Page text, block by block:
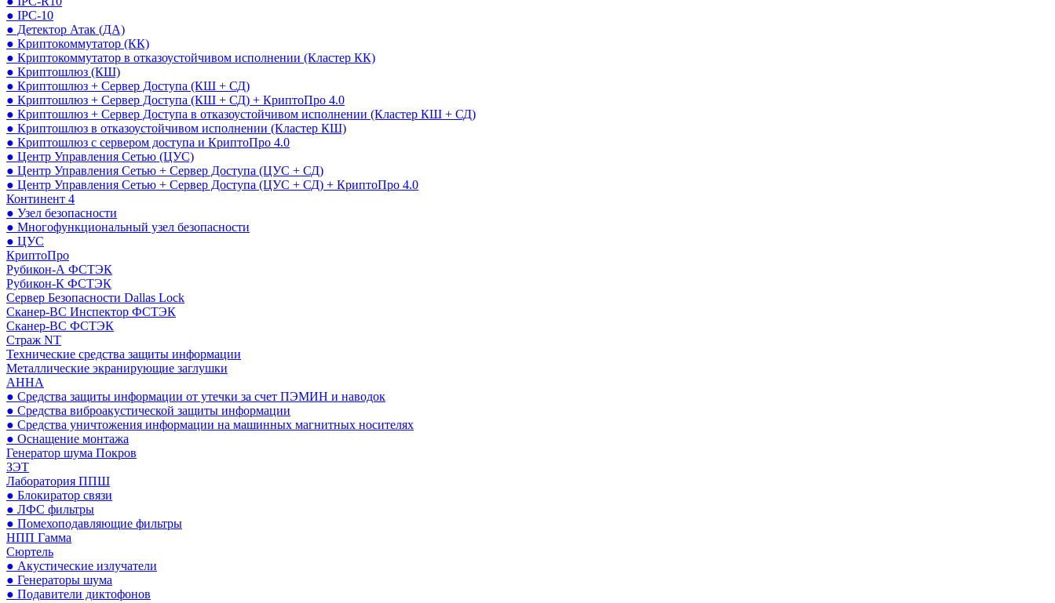
● IPC-10
● Детектор Атак (ДА)
● Криптокоммутатор (КК)
● Криптокоммутатор в отказоустойчивом исполнении (Кластер КК)
● Криптошлюз (КШ)
● Криптошлюз + Сервер Доступа (КШ + СД)
● Криптошлюз + Сервер Доступа (КШ + СД) + КриптоПро 4.0
● Криптошлюз + Сервер Доступа в отказоустойчивом исполнении (Кластер КШ + СД)
● Криптошлюз в отказоустойчивом исполнении (Кластер КШ)
● Криптошлюз с сервером доступа и КриптоПро 4.0
● Центр Управления Сетью (ЦУС)
● Центр Управления Сетью + Сервер Доступа (ЦУС + СД)
● Центр Управления Сетью + Сервер Доступа (ЦУС + СД) + КриптоПро 4.0
Континент 4
● Узел безопасности
● Многофункциональный узел безопасности
● ЦУС
КриптоПро
Рубикон-А ФСТЭК
Рубикон-К ФСТЭК
Сервер Безопасности Dallas Lock
Сканер-ВС Инспектор ФСТЭК
Сканер-ВС ФСТЭК
Страж NT
Технические средства защиты информации
Металлические экранирующие заглушки
АННА
● Средства защиты информации от утечки за счет ПЭМИН и наводок
● Средства виброакустической защиты информации
● Средства уничтожения информации на машинных магнитных носителях
● Оснащение монтажа
Генератор шума Покров
ЗЭТ
Лаборатория ППШ
● Блокиратор связи
● ЛФС фильтры
● Помехоподавляющие фильтры
НПП Гамма
Сюртель
● Акустические излучатели
● Генераторы шума
● Подавители диктофонов